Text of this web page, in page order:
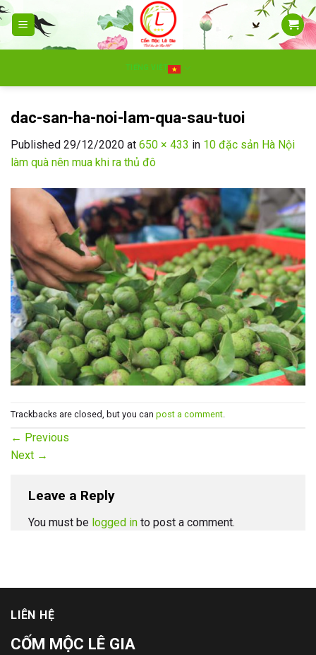
Skip
to
TIẾNG VIỆT
dac-san-ha-noi-lam-qua-sau-tuoi
Published 29/12/2020 at 650 × 433 in 10 đặc sản Hà Nội
làm quà nên mua khi ra thủ đô
Trackbacks are closed, but you can post a comment.
← Previous
Next →
Leave a Reply
You must be logged in to post a comment.
LIÊN HỆ
CỐM MỘC LÊ GIA